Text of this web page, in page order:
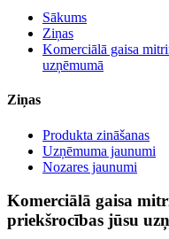
Sākums
Ziņas
Komerciālā gaisa
uzņēmumā
Ziņas
Produkta zināšanas
Uzņēmuma jaunumi
Nozares jaunumi
Komerciālā gaisa
priekšrocības jūsu